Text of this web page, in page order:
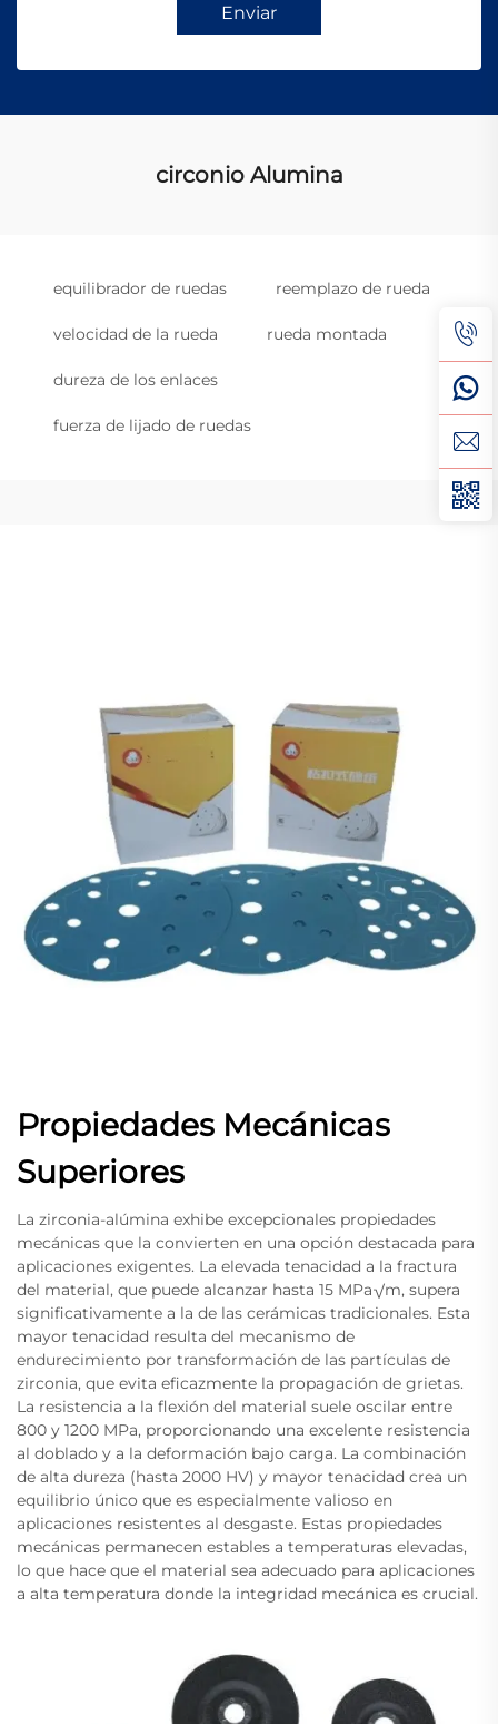
Enviar
circonio Alumina
equilibrador de ruedas reemplazo de rueda
velocidad de la rueda rueda montada
dureza de los enlaces
fuerza de lijado de ruedas
Propiedades Mecánicas
Superiores
La zirconia-alúmina exhibe excepcionales propiedades
mecánicas que la convierten en una opción destacada para
aplicaciones exigentes. La elevada tenacidad a la fractura
del material, que puede alcanzar hasta 15 MPa√m, supera
significativamente a la de las cerámicas tradicionales. Esta
mayor tenacidad resulta del mecanismo de
endurecimiento por transformación de las partículas de
zirconia, que evita eficazmente la propagación de grietas.
La resistencia a la flexión del material suele oscilar entre
800 y 1200 MPa, proporcionando una excelente resistencia
al doblado y a la deformación bajo carga. La combinación
de alta dureza (hasta 2000 HV) y mayor tenacidad crea un
equilibrio único que es especialmente valioso en
aplicaciones resistentes al desgaste. Estas propiedades
mecánicas permanecen estables a temperaturas elevadas,
lo que hace que el material sea adecuado para aplicaciones
a alta temperatura donde la integridad mecánica es crucial.